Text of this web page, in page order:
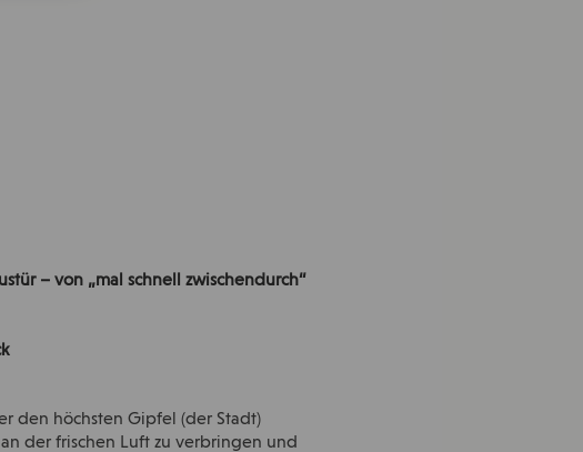
– von „mal schnell zwischendurch“
den höchsten Gipfel (der Stadt)
der frischen Luft zu verbringen und